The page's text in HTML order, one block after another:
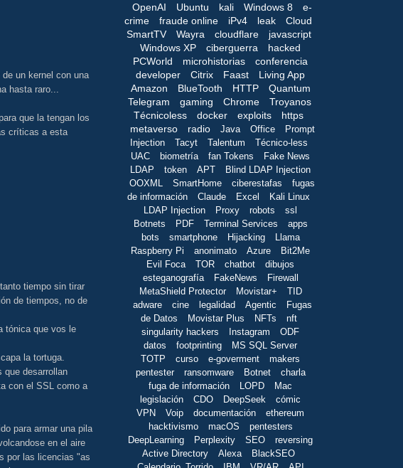
un kernel con una
hasta raro...
que la tengan los
críticas a esta
tiempo sin tirar
de tiempos, no de
tónica que vos le
la tortuga.
que desarrollan
con el SSL como a
para armar una pila
en el aire
por las licencias "as
OpenAI
Ubuntu kali Windows 8
e-
crime
fraude online iPv4 leak
Cloud
SmartTV
Wayra cloudflare
javascript
Windows XP
ciberguerra
hacked
PCWorld
microhistorias
conferencia
developer
Citrix Faast
Living App
Amazon
BlueTooth HTTP
Quantum
Telegram
gaming Chrome
Troyanos
Técnicoless
docker exploits
https
metaverso
radio Java Office
Prompt
Injection
Tacyt Talentum
Técnico-less
UAC
biometría fan Tokens
Fake News
LDAP
token APT
Blind LDAP Injection
OOXML
SmartHome ciberestafas
fugas
de información
Claude Excel
Kali Linux
LDAP Injection
Proxy robots
ssl
Botnets
PDF Terminal Services
apps
bots
smartphone Hijacking
Llama
Raspberry Pi
anonimato Azure
Bit2Me
Evil Foca
TOR chatbot
dibujos
esteganografía
FakeNews
Firewall
MetaShield Protector
Movistar+
TID
adware
cine legalidad Agentic
Fugas
de Datos
Movistar Plus NFTs
nft
singularity hackers
Instagram
ODF
datos
footprinting
MS SQL Server
TOTP
curso e-goverment
makers
pentester
ransomware Botnet
charla
fuga de información
LOPD
Mac
legislación
CDO DeepSeek
cómic
VPN
Voip documentación
ethereum
hacktivismo
macOS
pentesters
DeepLearning
Perplexity SEO
reversing
Active Directory
Alexa
BlackSEO